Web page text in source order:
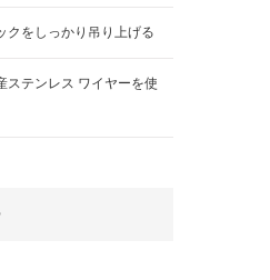
クをしっかり吊り上げる
ステンレス ワイヤーを使